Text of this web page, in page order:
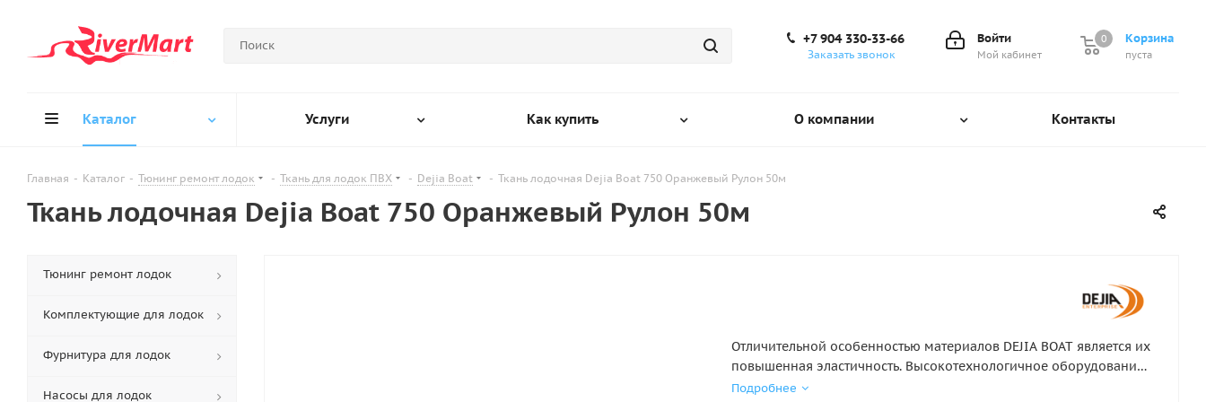
Корзина
0
пуста
0
Войти
Мой кабинет
+7 904 330-33-66
Заказать звонок
Каталог Услуги Как купить О компании Контакты
Главная - Каталог - Тюнинг ремонт лодок - Ткань для лодок ПВХ - Dejia Boat - Ткань лодочная Dejia Boat 750 Оранжевый Рулон 50м
Ткань лодочная Dejia Boat 750 Оранжевый Рулон 50м
Отличительной особенностью материалов DEJIA BOAT является их
повышенная эластичность. Высокотехнологичное оборудование,
импортированное из Германии и Италии, а также тщательный
Подробнее
Тюнинг ремонт лодок
Комплектующие для лодок
Фурнитура для лодок
Насосы для лодок